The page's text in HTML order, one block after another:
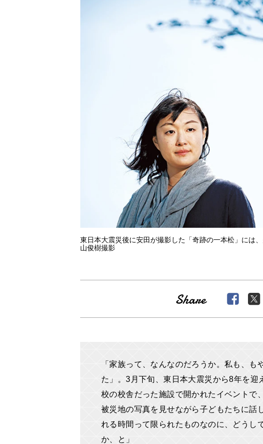
東日本大震災後に安田が撮影した「奇跡の一本松」には
山俊樹撮影
「家族って、なんなのだろうか。私も、も
た」。3月下旬、東日本大震災から8年を迎
校の校舎だった施設で開かれたイベントで
被災地の写真を見せながら子どもたちに話
れる時間って限られたものなのに、どうし
か、と」